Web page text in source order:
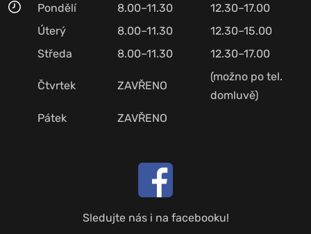
Pondělí 8.00–11.30
12.30–17.00
Úterý
8.00–11.30
12.30–15.00
Středa
8.00–11.30 12.30–17.00
Čtvrtek ZAVŘENO
(možno po tel.
domluvě)
Pátek
ZAVŘENO
Sledujte nás i na facebooku!